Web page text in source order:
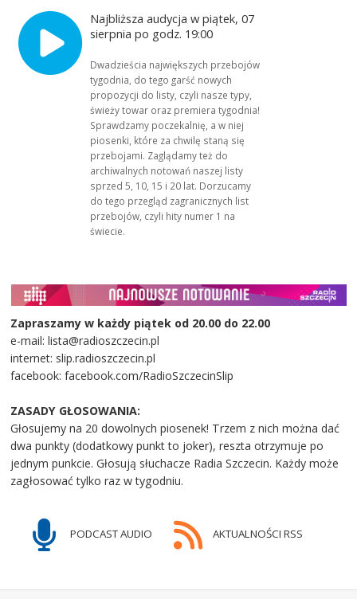
Najbliższa audycja w piątek, 07
sierpnia po godz. 19:00
Dwadzieścia największych przebojów
tygodnia, do tego garść nowych
propozycji do listy, czyli nasze typy,
świeży towar oraz premiera tygodnia!
Sprawdzamy poczekalnię, a w niej
piosenki, które za chwilę staną się
przebojami. Zaglądamy też do
archiwalnych notowań naszej listy
sprzed 5, 10, 15 i 20 lat. Dorzucamy
do tego przegląd zagranicznych list
przebojów, czyli hity numer 1 na
świecie.
Zapraszamy w każdy piątek od 20.00 do 22.00
e-mail: lista@radioszczecin.pl
internet: slip.radioszczecin.pl
facebook: facebook.com/RadioSzczecinSlip
ZASADY GŁOSOWANIA:
Głosujemy na 20 dowolnych piosenek! Trzem z nich można dać
dwa punkty (dodatkowy punkt to joker), reszta otrzymuje po
jednym punkcie. Głosują słuchacze Radia Szczecin. Każdy może
zagłosować tylko raz w tygodniu.
PODCAST AUDIO AKTUALNOŚCI RSS